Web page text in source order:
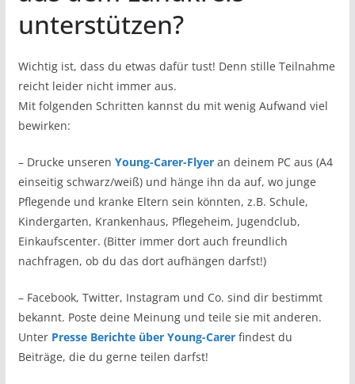
unterstützen?
Wichtig ist, dass du etwas dafür tust! Denn stille Teilnahme
reicht leider nicht immer aus.
Mit folgenden Schritten kannst du mit wenig Aufwand viel
bewirken:
– Drucke unseren Young-Carer-Flyeran deinem PC aus (A4
einseitig schwarz/weiß) und hänge ihn da auf, wo junge
Pflegende und kranke Eltern sein könnten, z.B. Schule,
Kindergarten, Krankenhaus, Pflegeheim, Jugendclub,
Einkaufscenter. (Bitter immer dort auch freundlich
nachfragen, ob du das dort aufhängen darfst!)
– Facebook, Twitter, Instagram und Co. sind dir bestimmt
bekannt. Poste deine Meinung und teile sie mit anderen.
Unter Presse Berichte über Young-Carerfindest du
Beiträge, die du gerne teilen darfst!